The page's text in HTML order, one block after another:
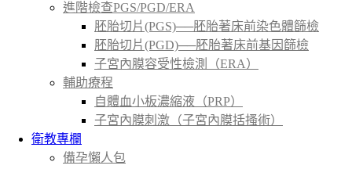
進階檢查PGS/PGD/ERA
胚胎切片(PGS)──胚胎著床前染色體篩檢
胚胎切片(PGD)──胚胎著床前基因篩檢
子宮內膜容受性檢測（ERA）
輔助療程
自體血小板濃縮液（PRP）
子宮內膜刺激（子宮內膜括搔術）
衛教專欄
備孕懶人包